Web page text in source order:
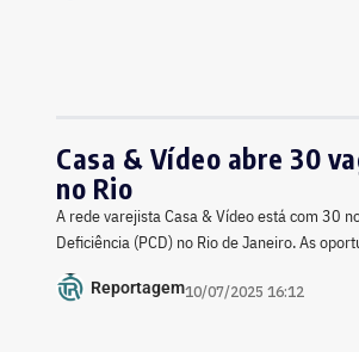
Casa & Vídeo abre 30
no Rio
A rede varejista Casa & Vídeo está com 30
Deficiência (PCD) no Rio de Janeiro. As
Reportagem10/07/2025 16:12